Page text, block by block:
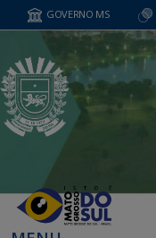
GOVERNO MS